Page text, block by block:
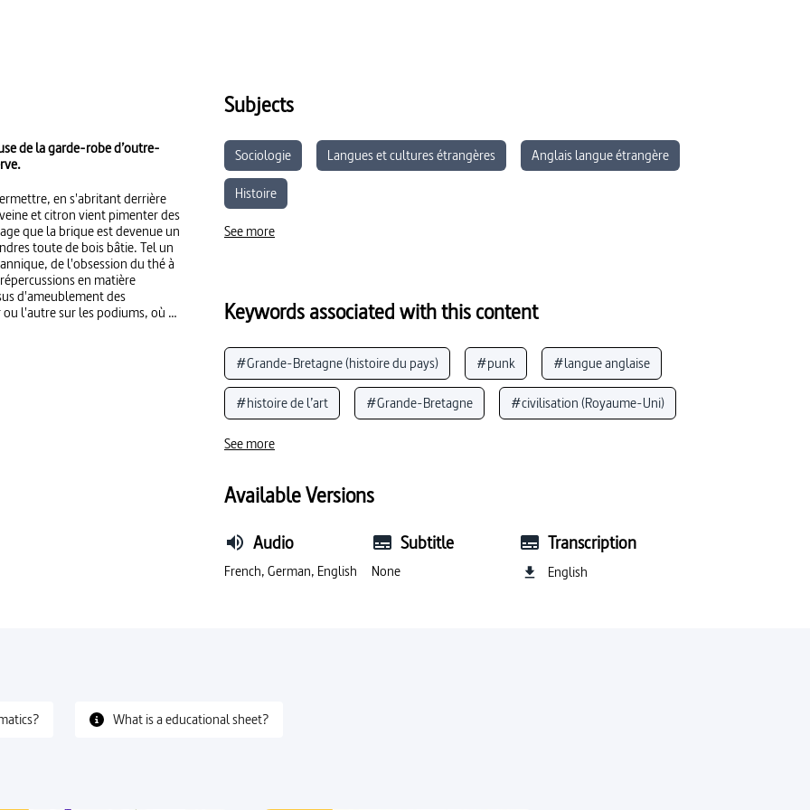
de la garde-robe d’outre-
en s'abritant derrière
et citron vient pimenter des
que la brique est devenue un
toute de bois bâtie. Tel un
de l'obsession du thé à
en matière
d'ameublement des
l'autre sur les podiums, où se
soldats. En exégète
les chapeaux délirants et les
inventaire à
ravis de se ridiculiser au
Subjects
Sociologie Langues et cultures étrangères
Anglais langue étrangère
Histoire
See more
Keywords associated with this content
#Grande-Bretagne (histoire du pays) #punk #langue anglaise
#histoire de l’art #Grande-Bretagne #civilisation (Royaume-Uni)
#coiffure
See more
Available Versions
Audio
French, German, English
Subtitle
None
Transcription
English
What is a educational sheet?